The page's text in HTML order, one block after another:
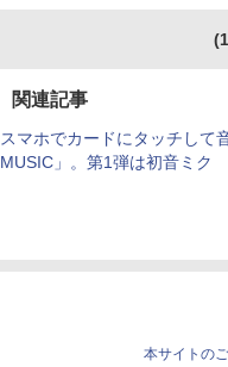
関連記事
スマホでカードにタッチして
MUSIC」。第1弾は初音ミク
本サイトの